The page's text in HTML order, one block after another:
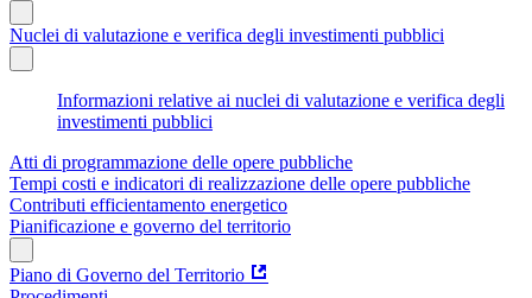
Nuclei di valutazione e verifica degli investimenti pubblici
Informazioni relative ai nuclei di valutazione e verifica degli
investimenti pubblici
Atti di programmazione delle opere pubbliche
Tempi costi e indicatori di realizzazione delle opere pubbliche
Contributi efficientamento energetico
Pianificazione e governo del territorio
Piano di Governo del Territorio